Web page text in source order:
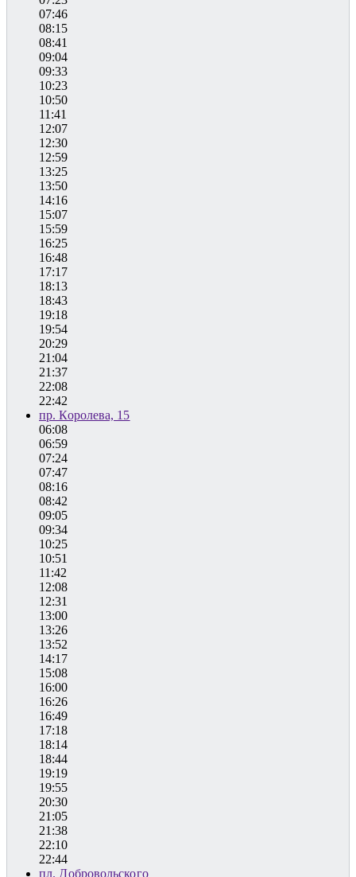
07:46
08:15
08:41
09:04
09:33
10:23
10:50
11:41
12:07
12:30
12:59
13:25
13:50
14:16
15:07
15:59
16:25
16:48
17:17
18:13
18:43
19:18
19:54
20:29
21:04
21:37
22:08
22:42
пр. Королева, 15
06:08
06:59
07:24
07:47
08:16
08:42
09:05
09:34
10:25
10:51
11:42
12:08
12:31
13:00
13:26
13:52
14:17
15:08
16:00
16:26
16:49
17:18
18:14
18:44
19:19
19:55
20:30
21:05
21:38
22:10
22:44
пл. Добровольского